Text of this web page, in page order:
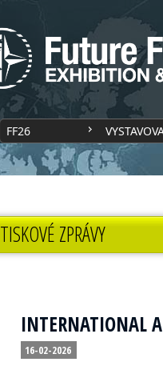
FF26
TISKOVÉ ZPRÁVY
INTERNATIONAL
16-02-2026